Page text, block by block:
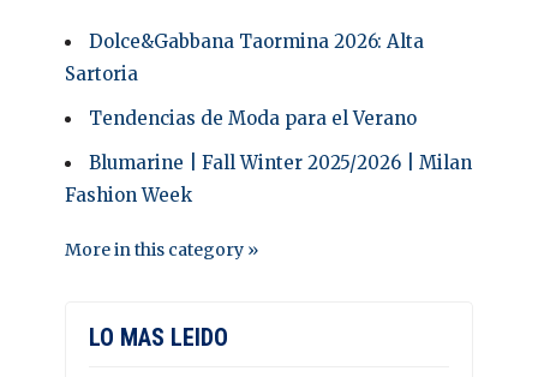
Dolce&Gabbana Taormina 2026: Alta
Sartoria
Tendencias de Moda para el Verano
Blumarine | Fall Winter 2025/2026 | Milan
Fashion Week
More in this category »
LO MAS LEIDO